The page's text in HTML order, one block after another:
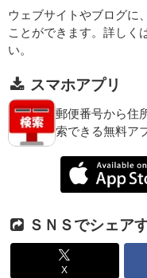
ウェブサイトやブログに
ことができます。詳しく
い。
スマホアプリ
郵便番号から住
索できる無料ア
ＳＮＳでシェア
X